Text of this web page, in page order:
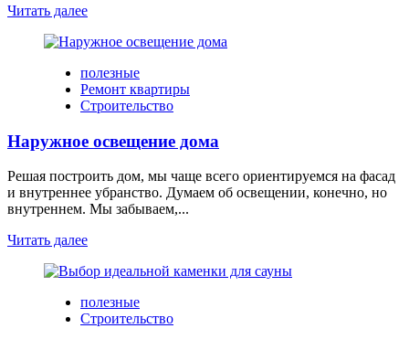
Читать далее
полезные
Ремонт квартиры
Строительство
Наружное освещение дома
Решая построить дом, мы чаще всего ориентируемся на фасад
и внутреннее убранство. Думаем об освещении, конечно, но
внутреннем. Мы забываем,...
Читать далее
полезные
Строительство